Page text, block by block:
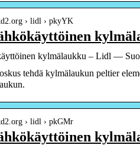
› lidl › pkyYK
kylmälaukku – Lidl —
tehdä kylmälaukun peltier
› lidl › pkGMr